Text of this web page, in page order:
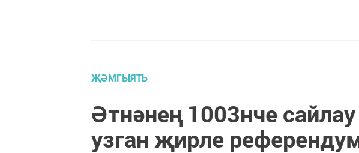
ҖӘМГЫЯТЬ
Әтнәнең 1003нче
узган җирле